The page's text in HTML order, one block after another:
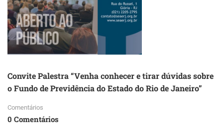
Convite Palestra “Venha conhecer e tirar dúvidas sobre
o Fundo de Previdência do Estado do Rio de Janeiro”
Comentários
0 Comentários